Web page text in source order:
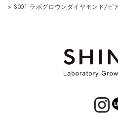
>S001 ラボグロウンダイヤモンド/ピ